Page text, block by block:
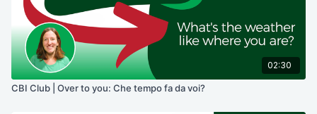
02:30
CBI Club | Over to you: Che tempo fa da voi?